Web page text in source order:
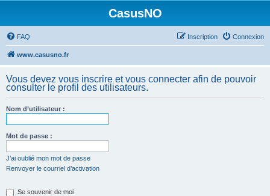
CasusNO
FAQ Connexion
Inscription
www.casusno.fr
Vous devez vous inscrire et vous connecter afin de pouvoir
consulter le profil des utilisateurs.
Nom d’utilisateur :
Mot de passe :
J’ai oublié mon mot de passe
Renvoyer le courriel d’activation
Se souvenir de moi